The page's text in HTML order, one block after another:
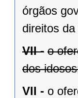
órgãos
direitos
VII - o
dos
VII - o